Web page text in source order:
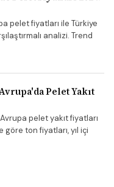
pelet fiyatları ile Türkiye
analizi. Trend
Pelet Yakıt
pelet yakıt fiyatları
göre ton fiyatları, yıl içi